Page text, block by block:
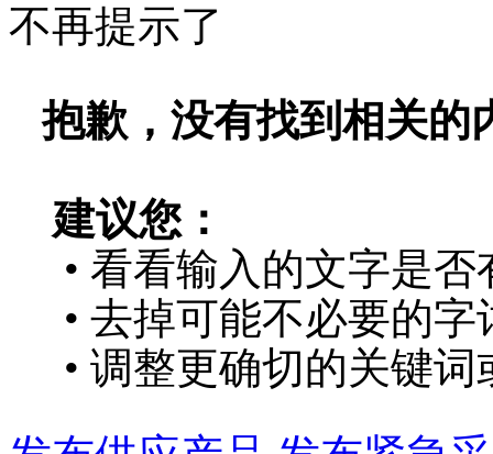
不再提示了
抱歉，没有找到相关的
建议您：
• 看看输入的文字是否
• 去掉可能不必要的字
• 调整更确切的关键